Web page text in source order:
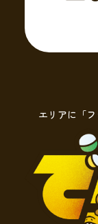
エリアに「